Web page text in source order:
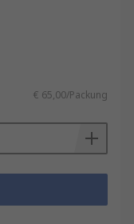
€ 65,00/Packung